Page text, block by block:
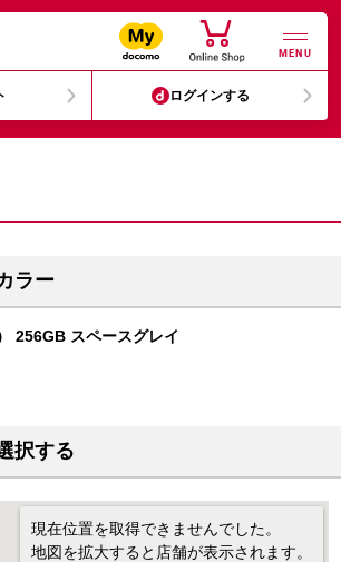
MENU
ログインする
ラー
256GB スペースグレイ
択する
現在位置を取得できませんでした。
地図を拡大すると店舗が表示されます。